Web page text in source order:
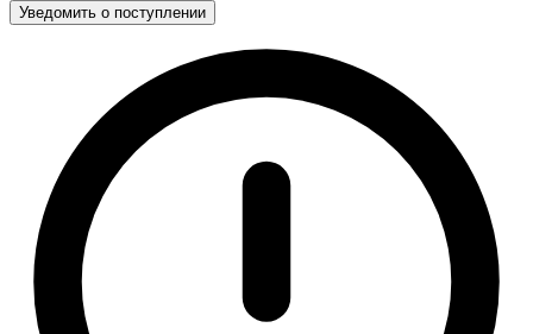
Уведомить о поступлении